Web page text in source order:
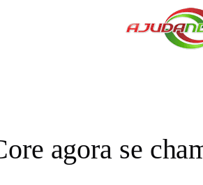
agora se